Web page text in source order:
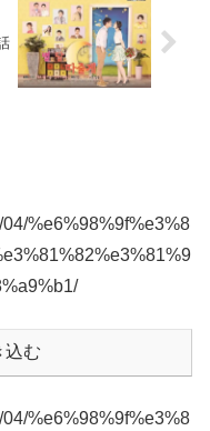
%e6%98%9f%e3%8
込む
%e6%98%9f%e3%8